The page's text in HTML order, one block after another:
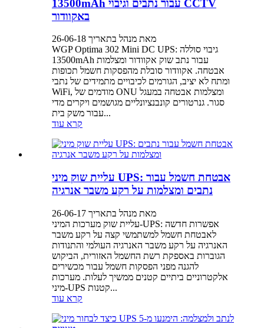
13500mAh עבור נתבים וגיבוי CCTV
באקוודור
מאת מנהל בתאריך 26-06-18
WGP Optima 302 Mini DC UPS: גיבוי סוללה
13500mAh עבור נתב שוק אקוודור ומצלמות
אבטחה. אקוודור סובלת מהפסקות חשמל תכופות
ומתח לא יציב, הגורמים לכיבויים מתמידים של נתבי
WiFi, מודמים של ONU ומצלמות אבטחה במעגל
סגור. גנרטורים קונבנציונליים מגושמים ויקרים מדי
עבור משק בית...
קרא עוד
עליית שוק מיני UPS: אבטחת חשמל עבור
נתבים ומצלמות על רקע משבר אנרגיה
מאת מנהל בתאריך 26-06-17
עליית שוק מערכות המיני-UPS: אפשרות חדשה
לאבטחת חשמל למשתמשי קצה על רקע משבר
האנרגיה על רקע משבר האנרגיה העולמי והתנודות
הגוברות באספקת רשת החשמל האזורית, הביקוש
להגנה מפני הפסקות חשמל עבור מכשירים
אלקטרוניים ביתיים קטנים ממשיך לעלות. מערכות
מיני-UPS קטנות...
קרא עוד